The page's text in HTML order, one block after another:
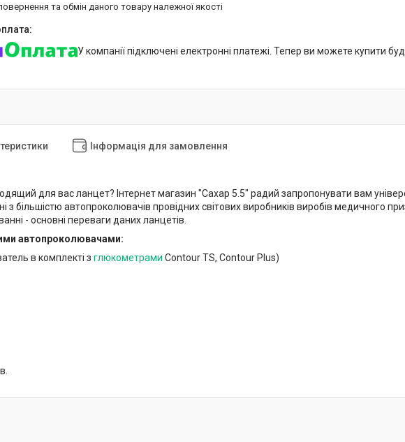
та обмін даного товару належної якості
У компанії підключені електронні платежі. Тепер ви можете купити
Інформація для замовлення
для вас ланцет? Інтернет магазин "Сахар 5.5" радий запропонувати вам
з більшістю автопроколювачів провідних світових виробників виробів медичного
- основні переваги даних ланцетів.
автопроколювачами:
в комплекті з глюкометрами Contour TS, Contour Plus)